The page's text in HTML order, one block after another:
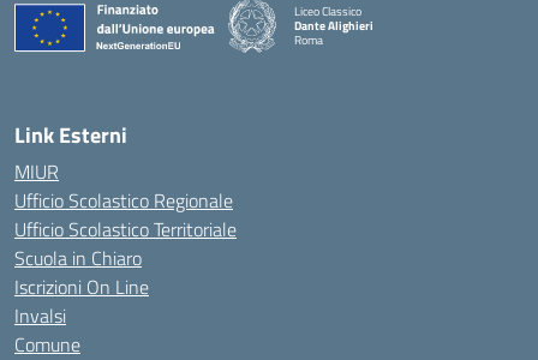
Liceo Classico
Dante Alighieri
Roma
Link Esterni
MIUR
Ufficio Scolastico Regionale
Ufficio Scolastico Territoriale
Scuola in Chiaro
Iscrizioni On Line
Invalsi
Comune